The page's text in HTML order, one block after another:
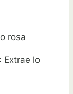
rosa
Extrae lo